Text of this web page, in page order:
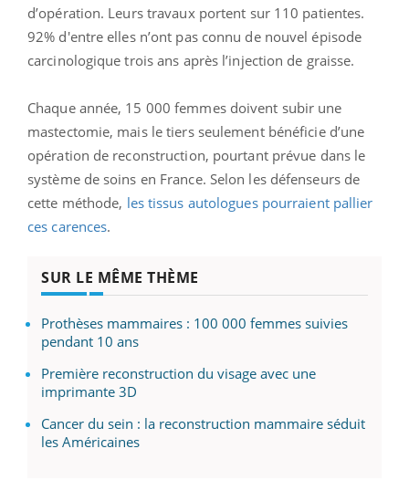
d’opération. Leurs travaux portent sur 110 patientes.
92% d'entre elles n’ont pas connu de nouvel épisode
carcinologique trois ans après l’injection de graisse.
Chaque année, 15 000 femmes doivent subir une
mastectomie, mais le tiers seulement bénéficie d’une
opération de reconstruction, pourtant prévue dans le
système de soins en France. Selon les défenseurs de
cette méthode, les tissus autologues pourraient pallier
ces carences.
SUR LE MÊME THÈME
Prothèses mammaires : 100 000 femmes suivies
pendant 10 ans
Première reconstruction du visage avec une
imprimante 3D
Cancer du sein : la reconstruction mammaire séduit
les Américaines